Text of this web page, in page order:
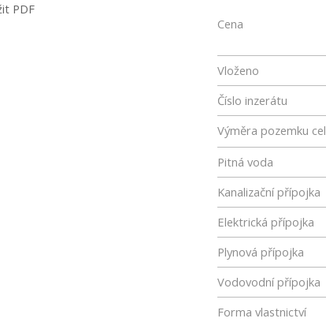
PDF
Cena
Vloženo
Číslo inzerátu
Výměra pozemku
Pitná voda
Kanalizační přípojka
Elektrická přípojka
Plynová přípojka
Vodovodní přípojka
Forma vlastnictví